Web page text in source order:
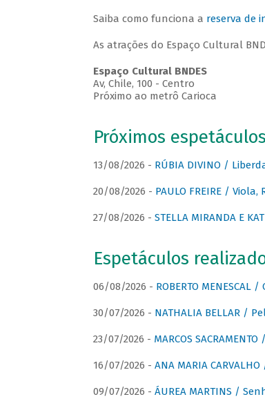
Saiba como funciona a reserva de
As atrações do Espaço Cultural
Espaço Cultural BNDES
Av, Chile, 100 - Centro
Próximo ao metrô Carioca
Próximos espetáculos
13/08/2026 - RÚBIA DIVINO /
20/08/2026 - PAULO FREIRE / Viola,
27/08/2026 - STELLA MIRANDA E
Espetáculos
06/08/2026 - ROBERTO
30/07/2026 - NATHALIA BELLAR /
23/07/2026 - MARCOS
16/07/2026 - ANA MARIA
09/07/2026 - ÁUREA MARTINS /